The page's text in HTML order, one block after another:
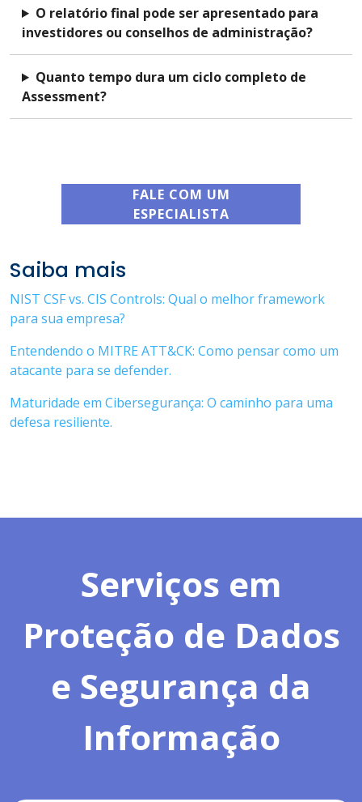
O relatório final pode ser apresentado para
investidores ou conselhos de administração?
Quanto tempo dura um ciclo completo de
Assessment?
FALE COM UM
ESPECIALISTA
Saiba mais
NIST CSF vs. CIS Controls: Qual o melhor framework
para sua empresa?
Entendendo o MITRE ATT&CK: Como pensar como um
atacante para se defender.
Maturidade em Cibersegurança: O caminho para uma
defesa resiliente.
Serviços em
Proteção de Dados
e Segurança da
Informação